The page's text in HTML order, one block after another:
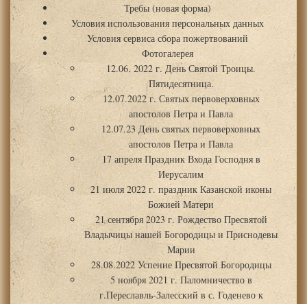
Требы (новая форма)
Условия использования персональных данных
Условия сервиса сбора пожертвований
Фотогалерея
12.06. 2022 г. День Святой Троицы.
Пятидесятница.
12.07.2022 г. Святых первоверховных
апостолов Петра и Павла
12.07.23 День святых первоверховных
апостолов Петра и Павла
17 апреля Праздник Входа Господня в
Иерусалим
21 июля 2022 г. праздник Казанской иконы
Божией Матери
21 сентября 2023 г. Рождество Пресвятой
Владычицы нашей Богородицы и Приснодевы
Марии
28.08.2022 Успение Пресвятой Богородицы
5 ноября 2021 г. Паломничество в
г.Переславль-Залесский в с. Годенево к